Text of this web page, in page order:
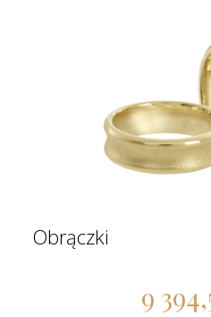
Obrączki
9